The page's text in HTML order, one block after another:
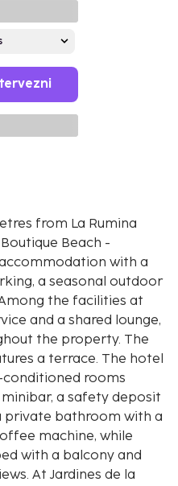
from La Rumina
Beach -
with a
a seasonal outdoor
the facilities at
and a shared lounge,
the property. The
a terrace. The hotel
rooms
a safety deposit
private bathroom with a
machine, while
with a balcony and
At Jardines de la